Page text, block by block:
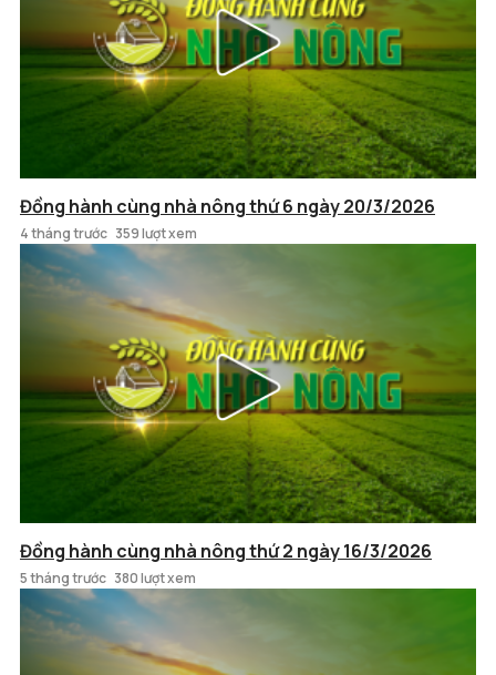
Đồng hành cùng nhà nông thứ 6 ngày 20/3/2026
4 tháng trước 359 lượt xem
Đồng hành cùng nhà nông thứ 2 ngày 16/3/2026
5 tháng trước 380 lượt xem